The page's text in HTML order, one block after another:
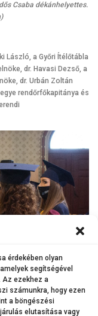
érdekében olyan
segítségével
Az ezekhez a
számunkra, hogy ezen
a böngészési
elutasítása vagy
Csaba dékánhelyettes.
László, a Győri Ítélőtábla
dr. Havasi Dezső, a
dr. Urbán Zoltán
rendőrfőkapitánya és
Horváth Márton)